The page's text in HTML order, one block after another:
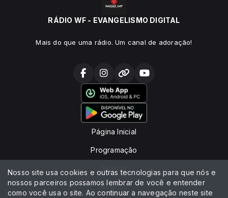
RÁDIO WF - EVANGELISMO DIGITAL
Mais do que uma rádio. Um canal de adoração!
Página Inicial
Programação
Vídeos
Notícias
Nosso site usa cookies e outras tecnologias para que nós e
nossos parceiros possamos lembrar de você e entender
como você usa o site. Ao continuar a navegação neste site